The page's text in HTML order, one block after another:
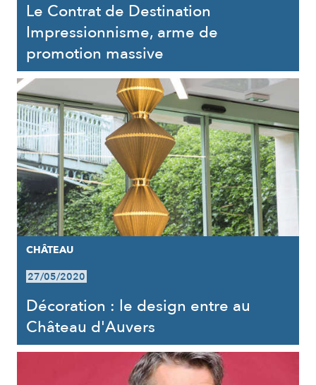
Le Contrat de Destination
Impressionnisme, arme de
promotion massive
CHÂTEAU
27/05/2020
Décoration : le design entre au
Château d'Auvers